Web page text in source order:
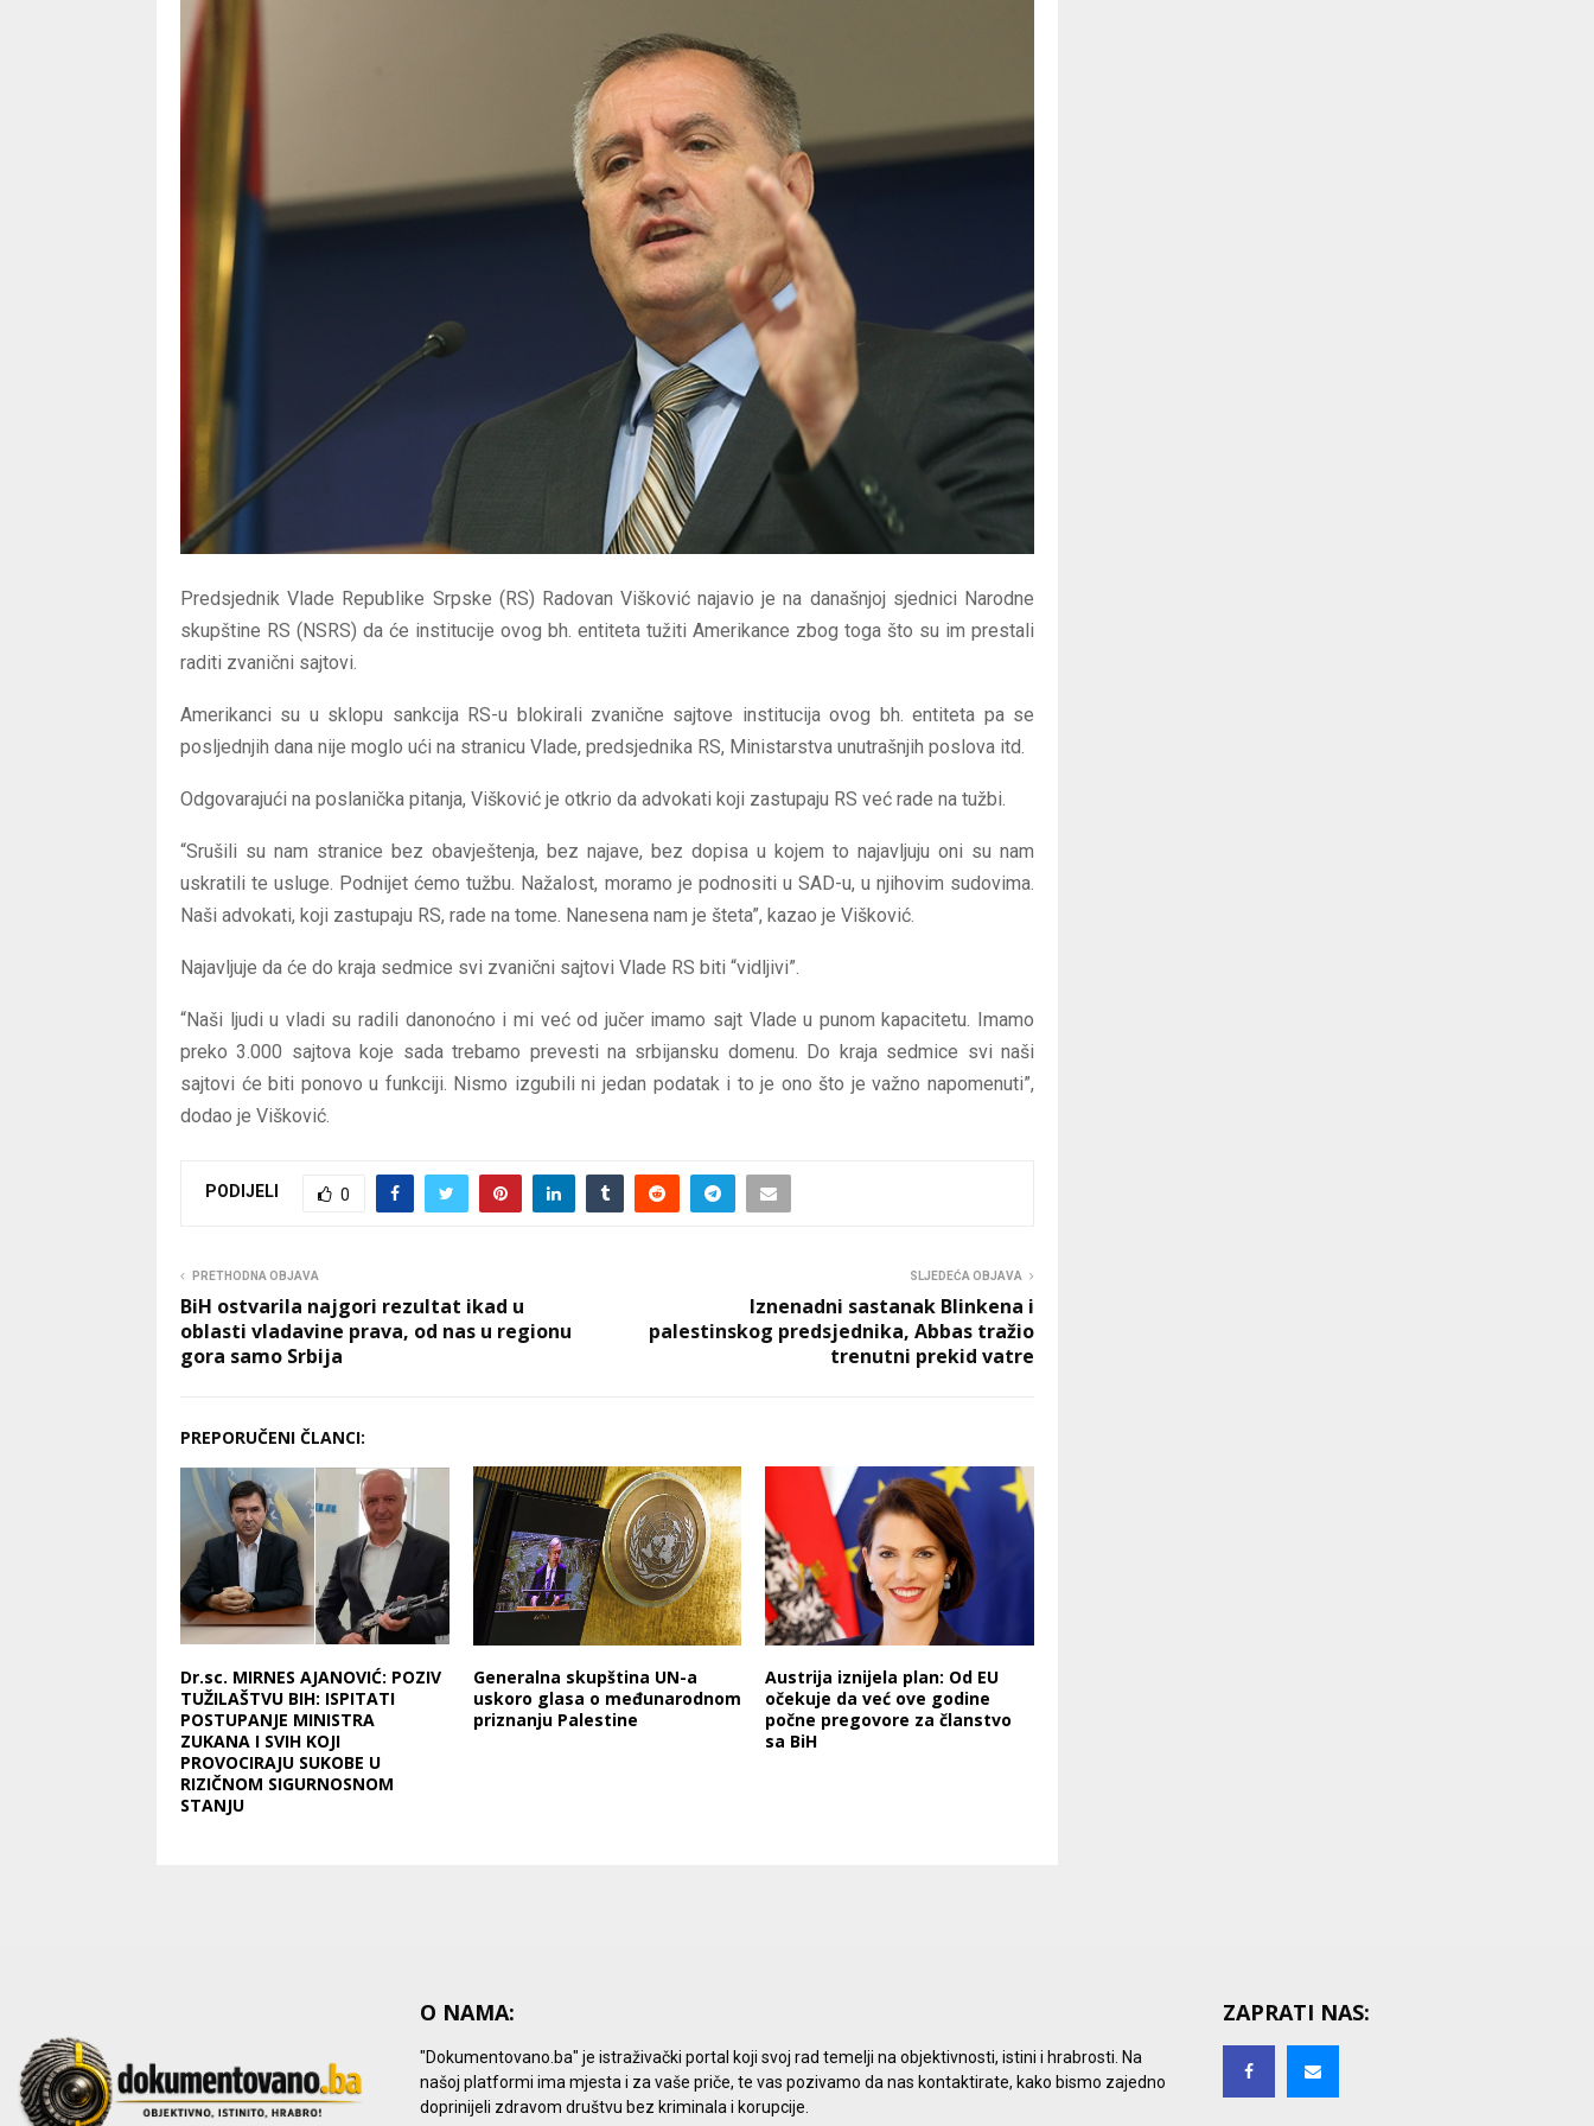
Predsjednik Vlade Republike Srpske (RS) Radovan Višković najavio je na današnjoj sjednici Narodne
skupštine RS (NSRS) da će institucije ovog bh. entiteta tužiti Amerikance zbog toga što su im prestali
raditi zvanični sajtovi.
Amerikanci su u sklopu sankcija RS-u blokirali zvanične sajtove institucija ovog bh. entiteta pa se
posljednjih dana nije moglo ući na stranicu Vlade, predsjednika RS, Ministarstva unutrašnjih poslova itd.
Odgovarajući na poslanička pitanja, Višković je otkrio da advokati koji zastupaju RS već rade na tužbi.
“Srušili su nam stranice bez obavještenja, bez najave, bez dopisa u kojem to najavljuju oni su nam
uskratili te usluge. Podnijet ćemo tužbu. Nažalost, moramo je podnositi u SAD-u, u njihovim sudovima.
Naši advokati, koji zastupaju RS, rade na tome. Nanesena nam je šteta”, kazao je Višković.
Najavljuje da će do kraja sedmice svi zvanični sajtovi Vlade RS biti “vidljivi”.
“Naši ljudi u vladi su radili danonoćno i mi već od jučer imamo sajt Vlade u punom kapacitetu. Imamo
preko 3.000 sajtova koje sada trebamo prevesti na srbijansku domenu. Do kraja sedmice svi naši
sajtovi će biti ponovo u funkciji. Nismo izgubili ni jedan podatak i to je ono što je važno napomenuti”,
dodao je Višković.
PODIJELI 0
PRETHODNA OBJAVA
BiH ostvarila najgori rezultat ikad u
oblasti vladavine prava, od nas u regionu
gora samo Srbija
SLJEDEĆA OBJAVA
Iznenadni sastanak Blinkena i
palestinskog predsjednika, Abbas tražio
trenutni prekid vatre
PREPORUČENI ČLANCI:
Dr.sc. MIRNES AJANOVIĆ: POZIV
TUŽILAŠTVU BIH: ISPITATI
POSTUPANJE MINISTRA
ZUKANA I SVIH KOJI
PROVOCIRAJU SUKOBE U
RIZIČNOM SIGURNOSNOM
STANJU
Generalna skupština UN-a
uskoro glasa o međunarodnom
priznanju Palestine
Austrija iznijela plan: Od EU
očekuje da već ove godine
počne pregovore za članstvo
sa BiH
O NAMA:
"Dokumentovano.ba" je istraživački portal koji svoj rad temelji na objektivnosti, istini i hrabrosti. Na
našoj platformi ima mjesta i za vaše priče, te vas pozivamo da nas kontaktirate, kako bismo zajedno
doprinijeli zdravom društvu bez kriminala i korupcije.
ZAPRATI NAS: